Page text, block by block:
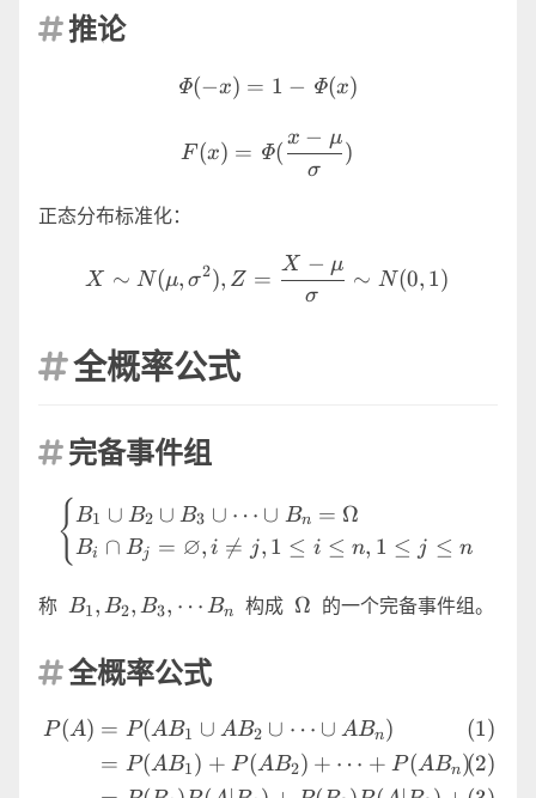
推论
\varPhi(-x)=1-\varPhi(x)
Φ(−x) = 1 − Φ(x)
F(x)=\varPhi(\frac{x-
F (x) = Φ(
σ
x − μ
)
正态分布标准化：
X \sim
X ∼ N(μ, σ2), Z =
σ
X − μ
∼ N(0, 1)
全概率公式
完备事件组
\begin{cases} B_1 \cup
{B1 ∪ B2 ∪ B3 ∪ ⋯ ∪ Bn = Ω
Bi ∩ Bj = ∅, i 
= j, 1 ≤ i ≤ n, 1 ≤ j ≤ n
称
B_1,B_2,B_3,\cdots
B1, B2, B3, ⋯ Bn 构成 \Omega
Ω 的一个完备事件组。
全概率公式
\begin{align} P(A)
P (A) = P(AB1 ∪ AB2 ∪ ⋯ ∪ ABn)
= P(AB1) + P(AB2) + ⋯ + P(ABn)